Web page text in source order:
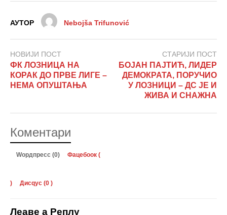
АУТОР Nebojša Trifunović
НОВИЈИ ПОСТ
ФК ЛОЗНИЦА НА
КОРАК ДО ПРВЕ ЛИГЕ –
НЕМА ОПУШТАЊА
СТАРИЈИ ПОСТ
БОЈАН ПАЈТИЋ, ЛИДЕР
ДЕМОКРАТА, ПОРУЧИО
У ЛОЗНИЦИ – ДС ЈЕ И
ЖИВА И СНАЖНА
Коментари
Wордпресс (0) Фацебоок (
) Дисqус (0 )
Леаве а Реплy